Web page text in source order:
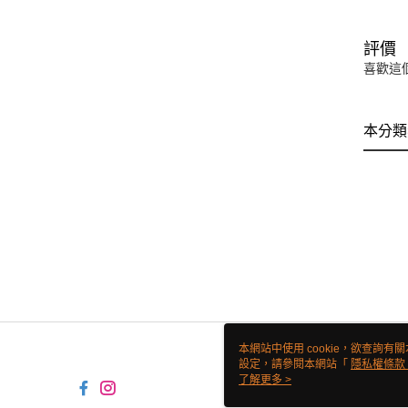
評價
喜歡這
本分
本網站中使用 cookie，欲查詢有
設定，請參閱本網站「 隱私權條款
使用 cookie。
了解更多 >